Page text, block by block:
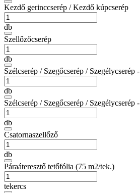
Kezdő gerinccserép / Kezdő kúpcserép
db
Szellőzőcserép
db
Szélcserép / Szegőcserép / Szegélycserép
db
Szélcserép / Szegőcserép / Szegélycserép
db
Csatornaszellőző
db
Páraáteresztő tetőfólia (75 m2/tek.)
tekercs